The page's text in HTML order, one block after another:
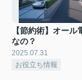
【節約術】オール
なの？
2025.07.31
お役立ち情報